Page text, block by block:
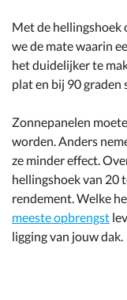
Met de hellingshoek
we de mate waarin
het duidelijker te
plat en bij 90 graden
Zonnepanelen
worden. Anders
ze minder effect.
hellingshoek van 20
rendement. Welke
meeste opbrengst
ligging van jouw dak.